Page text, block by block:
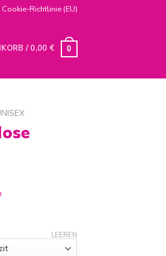
Cookie-Richtlinie (EU)
/ 0,00 € 0
LEEREN